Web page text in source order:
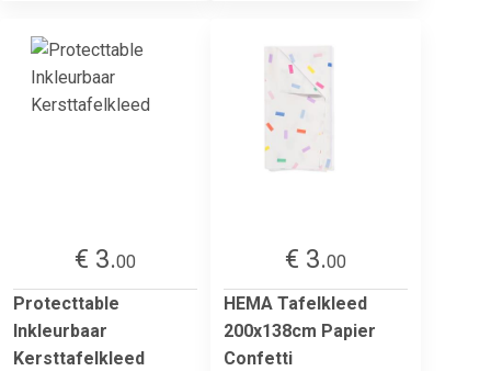
€ 3.00
Protecttable
Inkleurbaar
Kersttafelkleed
€ 3.00
HEMA Tafelkleed
200x138cm Papier
Confetti